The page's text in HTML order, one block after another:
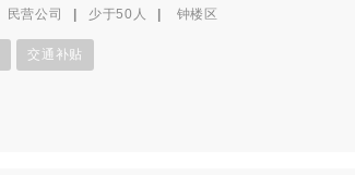
民营公司 少于50人 钟楼区
交通补贴